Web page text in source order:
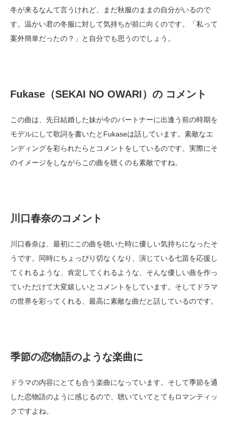
冬が来るなんて言うけれど、まだ秋服のままの自分がいるので
す。温かい君の冬服に対して気持ちが前に向くのです。「私って
案外簡単だったの？」と自分でも思うのでしょう。
Fukase（SEKAI NO OWARI）の コメント
この曲は、先日結婚した妹が今のパートナーに出逢う前の時期を
モデルにして歌詞を書いたとFukaseは話しています。素敵なエ
ンディングを彩られたらとコメントをしているのです。実際にそ
のイメージをしながらこの曲を聴くのも素敵ですね。
川口春奈のコメント
川口春奈は、最初にこの曲を聴いた時に優しい気持ちになったそ
うです。同時にちょっぴり切なくなり、演じている七苗を応援し
てくれるような、肯定してくれるような、そんな優しい曲を作っ
ていただけて大変嬉しいとコメントをしています。そしてドラマ
の世界を彩ってくれる、最高に素敵な曲だと話しているのです。
季節の恋物語のような楽曲に
ドラマの内容にとても合う楽曲になっています。そして季節を通
した恋物語のように感じるので、聴いていてとてもロマンティッ
クですよね。